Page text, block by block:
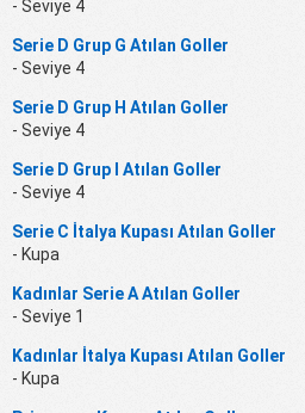
- Seviye 4
Serie D Grup G Atılan Goller
- Seviye 4
Serie D Grup H Atılan Goller
- Seviye 4
Serie D Grup I Atılan Goller
- Seviye 4
Serie C İtalya Kupası Atılan Goller
- Kupa
Kadınlar Serie A Atılan Goller
- Seviye 1
Kadınlar İtalya Kupası Atılan Goller
- Kupa